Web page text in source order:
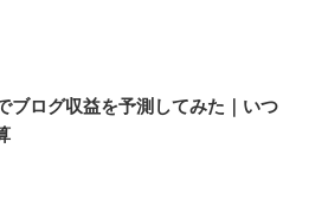
ブログ収益を予測してみた｜いつ